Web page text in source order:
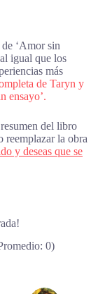
‘Amor sin
igual que los
más
de Taryn y
ensayo’.
del libro
la obra
y deseas que se
0)